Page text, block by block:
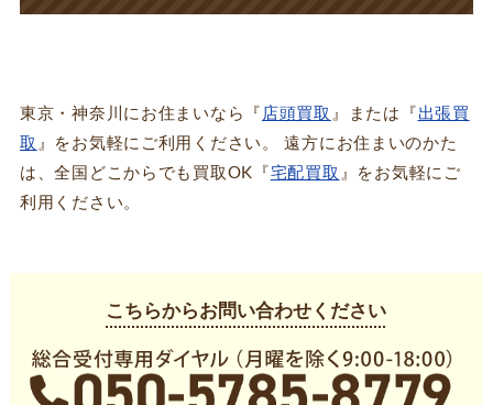
東京・神奈川にお住まいなら『 店頭買取 』または『 出張買
取 』をお気軽にご利用ください。 遠方にお住まいのかた
は、全国どこからでも買取OK『 宅配買取 』をお気軽にご
利用ください。
こちらからお問い合わせください